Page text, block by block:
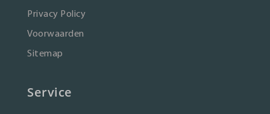
Privacy Policy
Voorwaarden
Sitemap
Service